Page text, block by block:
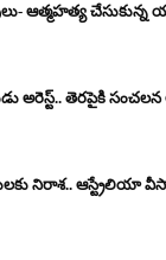
ఆత్మహత్య చేసుకున్న
అరెస్ట్.. తెరపైకి
నిరాశ.. ఆస్ట్రేలియా